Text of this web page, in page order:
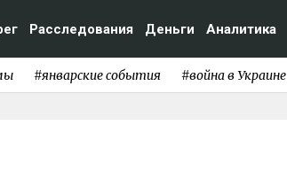
Расследования Деньги Аналитика
#январские события #война в Украине